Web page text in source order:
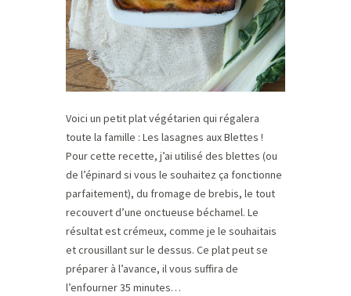
Voici un petit plat végétarien qui régalera
toute la famille : Les lasagnes aux Blettes !
Pour cette recette, j’ai utilisé des blettes (ou
de l’épinard si vous le souhaitez ça fonctionne
parfaitement), du fromage de brebis, le tout
recouvert d’une onctueuse béchamel. Le
résultat est crémeux, comme je le souhaitais
et crousillant sur le dessus. Ce plat peut se
préparer à l’avance, il vous suffira de
l’enfourner 35 minutes…